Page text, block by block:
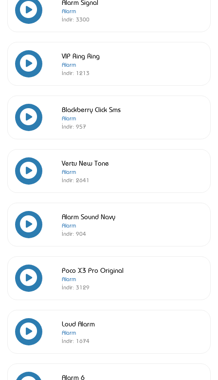
Alarm
İndir: 3300
VIP Ring Ring
Alarm
İndir: 1213
Blackberry Click Sms
Alarm
İndir: 957
Vertu New Tone
Alarm
İndir: 2641
Alarm Sound Navy
Alarm
İndir: 904
Poco X3 Pro Original
Alarm
İndir: 3129
Loud Alarm
Alarm
İndir: 1674
Alarm 6